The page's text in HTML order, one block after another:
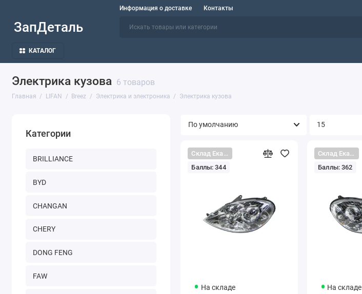
Информация о доставке Контакты
ЗапДеталь
КАТАЛОГ
Электрика кузова 6 товаров
Главная LIFAN Breez Электрика и электроника Электрика кузова
Категории
BRILLIANCE
BYD
CHANGAN
CHERY
DONG FENG
FAW
Склад Екатеринбург
Баллы: 344
На складе
Склад Екатеринбург
Баллы: 362
На складе